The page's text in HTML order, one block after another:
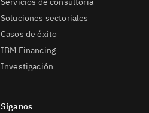
Soluciones sectoriales
Casos de éxito
IBM Financing
Investigación